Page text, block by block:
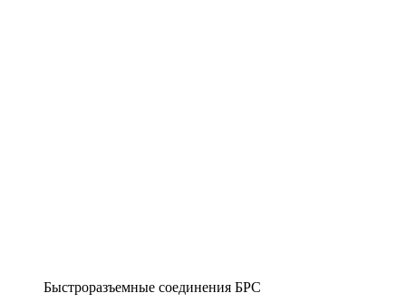
Быстроразъемные соединения БРС